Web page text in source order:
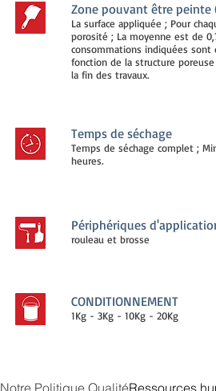
Zone pouvant être peinte
La surface appliquée ; Pour
porosité ; La moyenne est de
consommations indiquées sont
fonction de la structure
la fin des travaux.
Temps de séchage
Temps de séchage complet ;
heures.
Périphériques
rouleau et brosse
CONDITIONNEMENT
1Kg - 3Kg - 10Kg - 20Kg
Notre Politique QualitéRessources